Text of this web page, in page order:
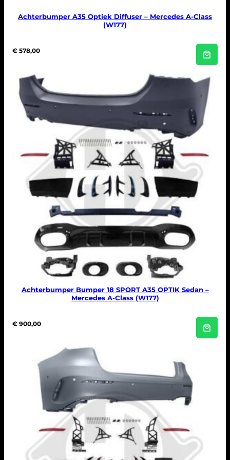
Achterbumper A35 Optiek Diffuser – Mercedes A-Class
(W177)
€ 578,00
Achterbumper Bumper 18 SPORT A35 OPTIK Sedan –
Mercedes A-Class (W177)
€ 900,00